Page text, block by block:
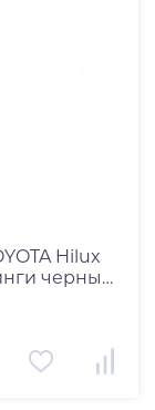
Hilux
черные